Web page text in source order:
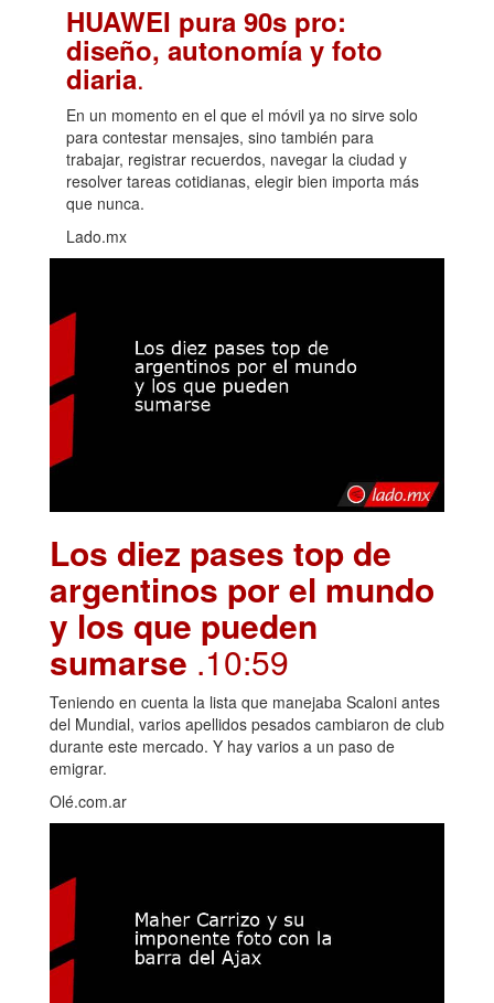
HUAWEI pura 90s pro:
diseño, autonomía y foto
diaria.
En un momento en el que el móvil ya no sirve solo
para contestar mensajes, sino también para
trabajar, registrar recuerdos, navegar la ciudad y
resolver tareas cotidianas, elegir bien importa más
que nunca.
Lado.mx
Los diez pases top de
argentinos por el mundo
y los que pueden
sumarse .10:59
Teniendo en cuenta la lista que manejaba Scaloni antes
del Mundial, varios apellidos pesados cambiaron de club
durante este mercado. Y hay varios a un paso de
emigrar.
Olé.com.ar